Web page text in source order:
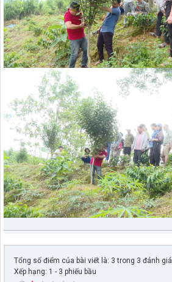
Tổng số điểm của bài viết là: 3 trong 3 đánh giá
Xếp hạng: 1 - 3 phiếu bầu